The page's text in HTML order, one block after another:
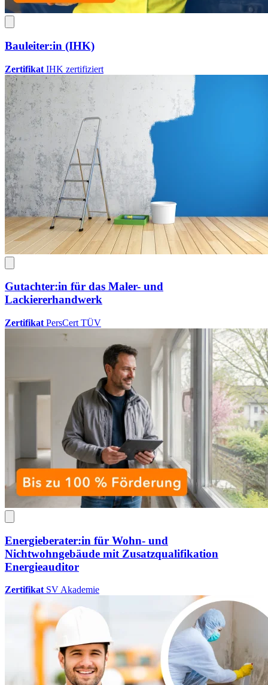
Bauleiter:in (IHK)
Zertifikat IHK zertifiziert
Gutachter:in für das Maler- und
Lackiererhandwerk
Zertifikat PersCert TÜV
Energieberater:in für Wohn- und
Nichtwohngebäude mit Zusatzqualifikation
Energieauditor
Zertifikat SV Akademie